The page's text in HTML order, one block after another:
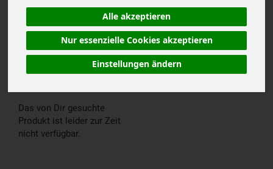
Alle akzeptieren
Nur essenzielle Cookies akzeptieren
Einstellungen ändern
WULKSFELDE
CA. 500 G"
NICHT
VERFÜGBAR.
Das von Dir gesuchte
Produkt ist leider zur Zeit
nicht verfügbar.